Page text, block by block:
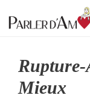
au
Mieux